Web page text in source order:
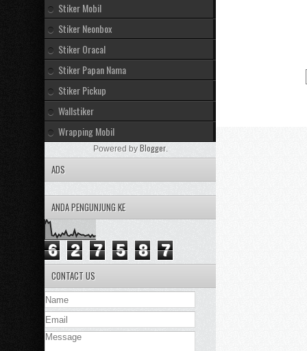
Stiker Mobil
Stiker Neonbox
Stiker Oracal
Stiker Papan Nama
Stiker Pickup
Wallstiker
Wrapping Mobil
Powered by Blogger.
ADS
ANDA PENGUNJUNG KE
6 2 7 5 8 7
CONTACT US